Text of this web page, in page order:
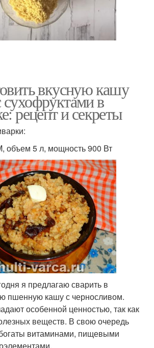
вкусную кашу
в
рецепт и секреты
объем 5 л, мощность 900 Вт
я предлагаю сварить в
пшенную кашу с черносливом.
особенной ценностью, так как
веществ. В свою очередь
витаминами, пищевыми